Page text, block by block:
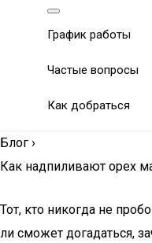
График работы
Частые вопросы
Как добраться
Блог ›
Как надпиливают орех
Тот, кто никогда не
ли сможет догадаться,